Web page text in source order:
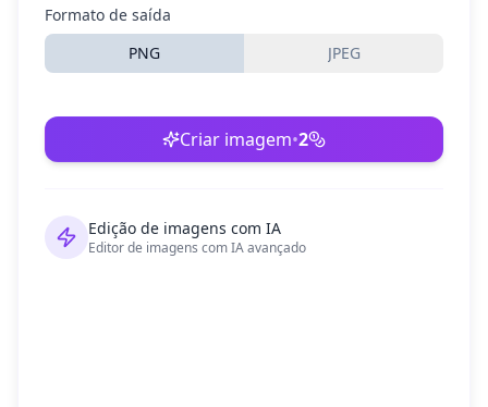
Formato de saída
PNG
JPEG
Criar imagem•2
Edição de imagens com IA
Editor de imagens com IA avançado